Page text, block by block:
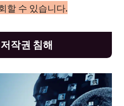
할 수 있습니다.
작권 침해